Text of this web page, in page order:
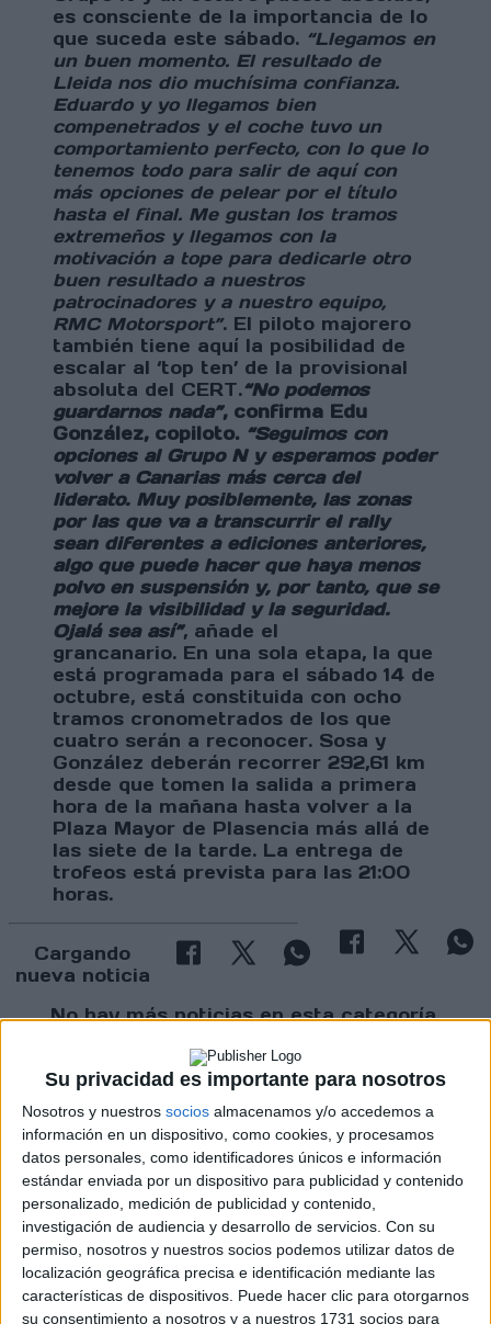
Su privacidad es importante para nosotros
Nosotros y nuestros socios almacenamos y/o accedemos a
información en un dispositivo, como cookies, y procesamos
datos personales, como identificadores únicos e información
estándar enviada por un dispositivo para publicidad y contenido
personalizado, medición de publicidad y contenido,
investigación de audiencia y desarrollo de servicios. Con su
permiso, nosotros y nuestros socios podemos utilizar datos de
localización geográfica precisa e identificación mediante las
características de dispositivos. Puede hacer clic para otorgarnos
su consentimiento a nosotros y a nuestros 1731 socios para
es consciente de la importancia de lo
que suceda este sábado. “Llegamos en
un buen momento. El resultado de
Lleida nos dio muchísima confianza.
Eduardo y yo llegamos bien
compenetrados y el coche tuvo un
comportamiento perfecto, con lo que lo
tenemos todo para salir de aquí con
más opciones de pelear por el título
hasta el final. Me gustan los tramos
extremeños y llegamos con la
motivación a tope para dedicarle otro
buen resultado a nuestros
patrocinadores y a nuestro equipo,
RMC Motorsport”. El piloto majorero
también tiene aquí la posibilidad de
escalar al ‘top ten’ de la provisional
absoluta del CERT.“No podemos
guardarnos nada”, confirma Edu
González, copiloto. “Seguimos con
opciones al Grupo N y esperamos poder
volver a Canarias más cerca del
liderato. Muy posiblemente, las zonas
por las que va a transcurrir el rally
sean diferentes a ediciones anteriores,
algo que puede hacer que haya menos
polvo en suspensión y, por tanto, que se
mejore la visibilidad y la seguridad.
Ojalá sea así”, añade el
grancanario. En una sola etapa, la que
está programada para el sábado 14 de
octubre, está constituida con ocho
tramos cronometrados de los que
cuatro serán a reconocer. Sosa y
González deberán recorrer 292,61 km
desde que tomen la salida a primera
hora de la mañana hasta volver a la
Plaza Mayor de Plasencia más allá de
las siete de la tarde. La entrega de
trofeos está prevista para las 21:00
horas.
Cargando
nueva noticia
No hay más noticias en esta categoría.
Rallyes
WRC
S-CER
ERC
CERA